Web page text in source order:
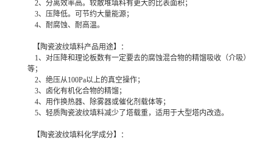
2、分离效率高。较散堆填料有更大的比表面积；
3、压降低。可节约大量能源；
4、耐腐蚀、耐高温。
【陶瓷波纹填料产品用途】：
1、对压降和理论板数有一定要去的腐蚀混合物的精馏吸收（介吸）
等；
2、绝压从100Pa以上的真空操作；
3、卤化有机化合物的精馏；
4、用作换热器、除雾器或催化剂载体等；
5、轻质陶瓷波纹填料减少了塔载重，适用于大型塔内改造。
【陶瓷波纹填料化学成分】：